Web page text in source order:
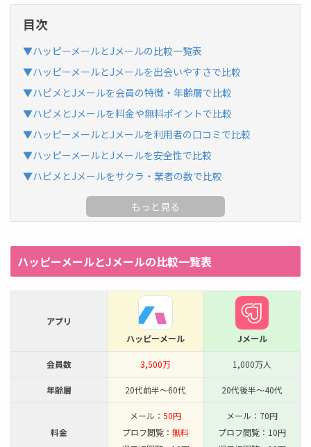
目次
▼ハッピーメールとJメールの比較一覧表
▼ハッピーメールとJメールを出会いやすさで比較
▼ハピメとJメールを会員の特徴・年齢層で比較
▼ハピメとJメールを料金や無料ポイントで比較
▼ハッピーメールとJメールを利用者の口コミで比較
▼ハッピーメールとJメールを安全性で比較
▼ハピメとJメールをサクラ・業者の数で比較
ハッピーメールとJメールの比較一覧表
アプリ
ハッピーメール
Jメール
会員数 3,500万 1,000万人
年齢層 20代前半～60代 20代後半～40代
料金
メール： 50円
プロフ閲覧： 無料
メール：70円
プロフ閲覧：10円